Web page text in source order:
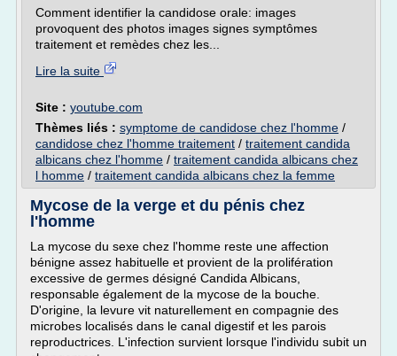
Comment identifier la candidose orale: images
provoquent des photos images signes symptômes
traitement et remèdes chez les...
Lire la suite
Site : youtube.com
Thèmes liés : symptome de candidose chez l'homme /
candidose chez l'homme traitement / traitement candida
albicans chez l'homme / traitement candida albicans chez
l homme / traitement candida albicans chez la femme
Mycose de la verge et du pénis chez
l'homme
La mycose du sexe chez l'homme reste une affection
bénigne assez habituelle et provient de la prolifération
excessive de germes désigné Candida Albicans,
responsable également de la mycose de la bouche.
D'origine, la levure vit naturellement en compagnie des
microbes localisés dans le canal digestif et les parois
reproductrices. L'infection survient lorsque l'individu subit un